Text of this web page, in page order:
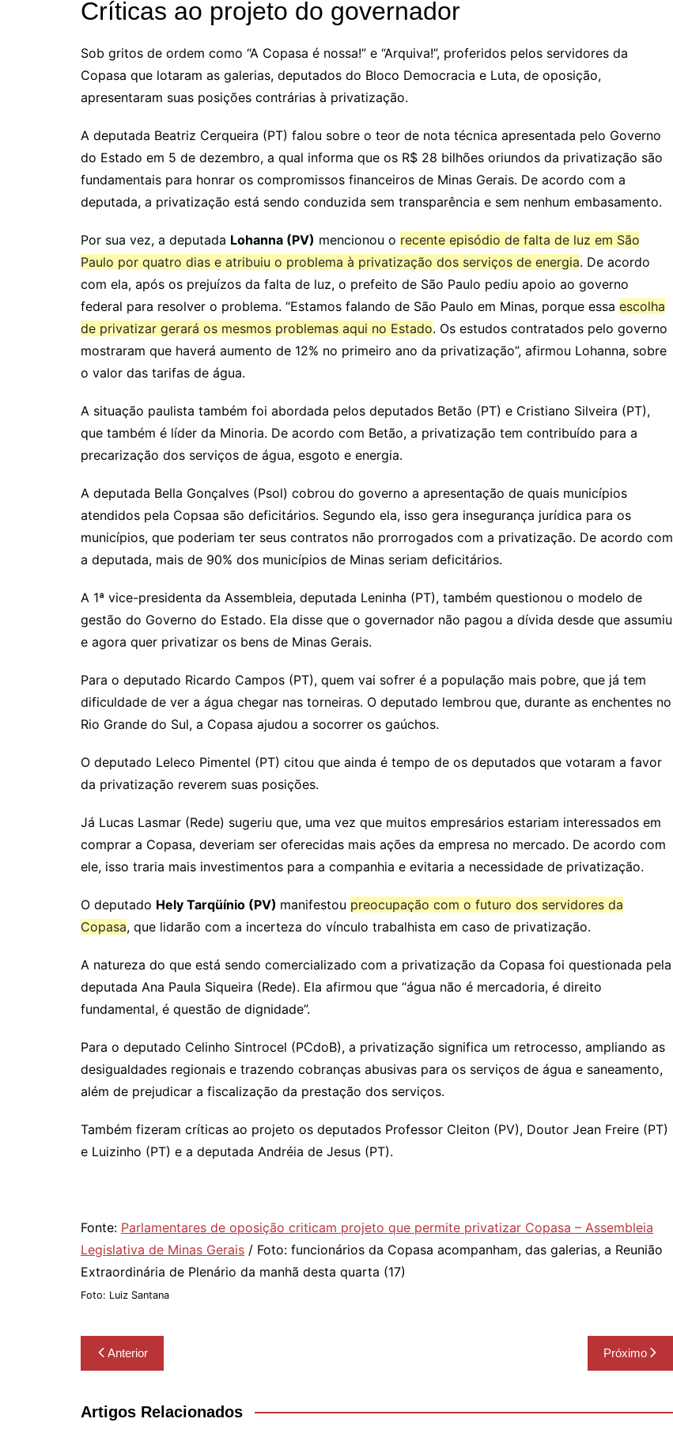
Críticas ao projeto do governador
Sob gritos de ordem como “A Copasa é nossa!” e “Arquiva!”, proferidos pelos servidores da
Copasa que lotaram as galerias, deputados do Bloco Democracia e Luta, de oposição,
apresentaram suas posições contrárias à privatização.
A deputada Beatriz Cerqueira (PT) falou sobre o teor de nota técnica apresentada pelo Governo
do Estado em 5 de dezembro, a qual informa que os R$ 28 bilhões oriundos da privatização são
fundamentais para honrar os compromissos financeiros de Minas Gerais. De acordo com a
deputada, a privatização está sendo conduzida sem transparência e sem nenhum embasamento.
Por sua vez, a deputada Lohanna (PV) mencionou o recente episódio de falta de luz em São
Paulo por quatro dias e atribuiu o problema à privatização dos serviços de energia. De acordo
com ela, após os prejuízos da falta de luz, o prefeito de São Paulo pediu apoio ao governo
federal para resolver o problema. “Estamos falando de São Paulo em Minas, porque essa escolha
de privatizar gerará os mesmos problemas aqui no Estado. Os estudos contratados pelo governo
mostraram que haverá aumento de 12% no primeiro ano da privatização”, afirmou Lohanna, sobre
o valor das tarifas de água.
A situação paulista também foi abordada pelos deputados Betão (PT) e Cristiano Silveira (PT),
que também é líder da Minoria. De acordo com Betão, a privatização tem contribuído para a
precarização dos serviços de água, esgoto e energia.
A deputada Bella Gonçalves (Psol) cobrou do governo a apresentação de quais municípios
atendidos pela Copsaa são deficitários. Segundo ela, isso gera insegurança jurídica para os
municípios, que poderiam ter seus contratos não prorrogados com a privatização. De acordo com
a deputada, mais de 90% dos municípios de Minas seriam deficitários.
A 1ª vice-presidenta da Assembleia, deputada Leninha (PT), também questionou o modelo de
gestão do Governo do Estado. Ela disse que o governador não pagou a dívida desde que assumiu
e agora quer privatizar os bens de Minas Gerais.
Para o deputado Ricardo Campos (PT), quem vai sofrer é a população mais pobre, que já tem
dificuldade de ver a água chegar nas torneiras. O deputado lembrou que, durante as enchentes no
Rio Grande do Sul, a Copasa ajudou a socorrer os gaúchos.
O deputado Leleco Pimentel (PT) citou que ainda é tempo de os deputados que votaram a favor
da privatização reverem suas posições.
Já Lucas Lasmar (Rede) sugeriu que, uma vez que muitos empresários estariam interessados em
comprar a Copasa, deveriam ser oferecidas mais ações da empresa no mercado. De acordo com
ele, isso traria mais investimentos para a companhia e evitaria a necessidade de privatização.
O deputado Hely Tarqüínio (PV) manifestou preocupação com o futuro dos servidores da
Copasa, que lidarão com a incerteza do vínculo trabalhista em caso de privatização.
A natureza do que está sendo comercializado com a privatização da Copasa foi questionada pela
deputada Ana Paula Siqueira (Rede). Ela afirmou que “água não é mercadoria, é direito
fundamental, é questão de dignidade”.
Para o deputado Celinho Sintrocel (PCdoB), a privatização significa um retrocesso, ampliando as
desigualdades regionais e trazendo cobranças abusivas para os serviços de água e saneamento,
além de prejudicar a fiscalização da prestação dos serviços.
Também fizeram críticas ao projeto os deputados Professor Cleiton (PV), Doutor Jean Freire (PT)
e Luizinho (PT) e a deputada Andréia de Jesus (PT).
Fonte: Parlamentares de oposição criticam projeto que permite privatizar Copasa – Assembleia
Legislativa de Minas Gerais / Foto: funcionários da Copasa acompanham, das galerias, a Reunião
Extraordinária de Plenário da manhã desta quarta (17)
Foto: Luiz Santana
Navegação
de
Post
Anterior Próximo
Artigos Relacionados